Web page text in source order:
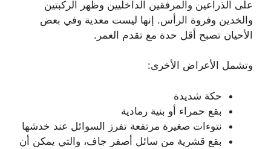
على الذراعين والمرفقين الداخليين وظهر الركبتين
والخدين وفروة الرأس. إنها ليست معدية وفي بعض
الأحيان تصبح أقل حدة مع تقدم العمر.
وتشمل الأعراض الأخرى:
حكة شديدة
بقع حمراء أو بنية رمادية
نتوءات صغيرة مرتفعة تفرز السوائل عند خدشها
بقع قشرية من سائل أصفر جاف، والتي يمكن أن